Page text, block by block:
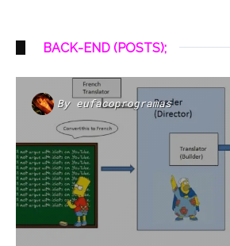
BACK-END (POSTS);
By eufacoprogramas